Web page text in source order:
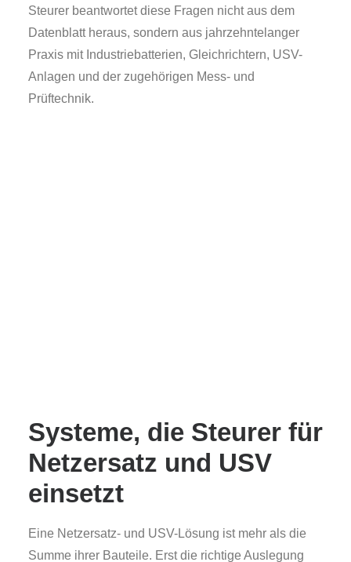
Steurer beantwortet diese Fragen nicht aus dem
Datenblatt heraus, sondern aus jahrzehntelanger
Praxis mit Industriebatterien, Gleichrichtern, USV-
Anlagen und der zugehörigen Mess- und
Prüftechnik.
Systeme, die Steurer für
Netzersatz und USV
einsetzt
Eine Netzersatz- und USV-Lösung ist mehr als die
Summe ihrer Bauteile. Erst die richtige Auslegung